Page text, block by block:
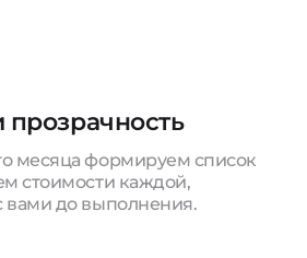
прозрачность
месяца формируем список
стоимости каждой,
вами до выполнения.